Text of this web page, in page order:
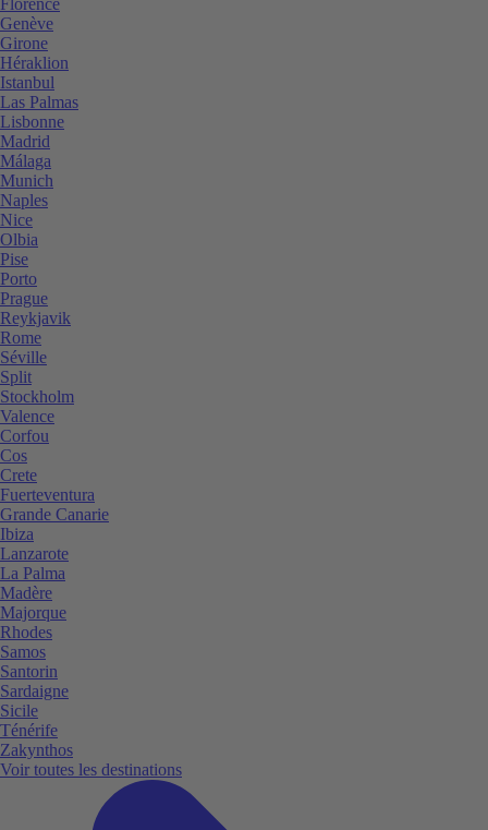
Genève
Girone
Héraklion
Istanbul
Las Palmas
Lisbonne
Madrid
Málaga
Munich
Naples
Nice
Olbia
Pise
Porto
Prague
Reykjavik
Rome
Séville
Split
Stockholm
Valence
Corfou
Cos
Crete
Fuerteventura
Grande Canarie
Ibiza
Lanzarote
La Palma
Madère
Majorque
Rhodes
Samos
Santorin
Sardaigne
Sicile
Ténérife
Zakynthos
Voir toutes les destinations